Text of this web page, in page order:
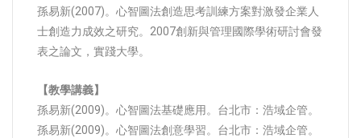
孫易新(2007)。心智圖法創造思考訓練方案對激發企業人
士創造力成效之研究。2007創新與管理國際學術研討會發
表之論文，實踐大學。
【教學講義】
孫易新(2009)。心智圖法基礎應用。台北市：浩域企管。
孫易新(2009)。心智圖法創意學習。台北市：浩域企管。